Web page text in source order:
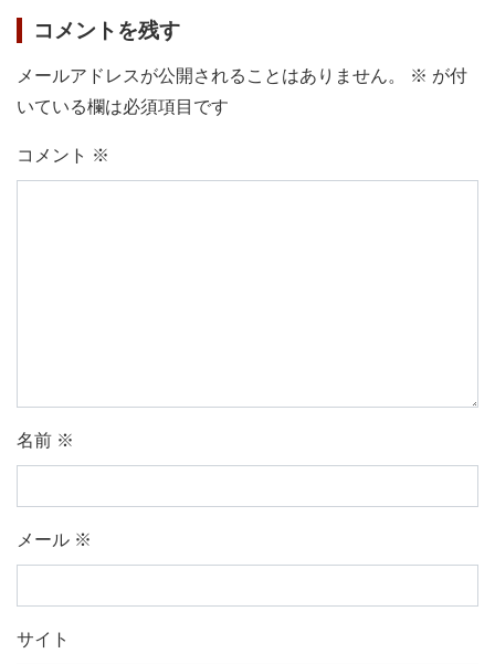
コメントを残す
メールアドレスが公開されることはありません。 ※ が付
いている欄は必須項目です
コメント ※
名前 ※
メール ※
サイト